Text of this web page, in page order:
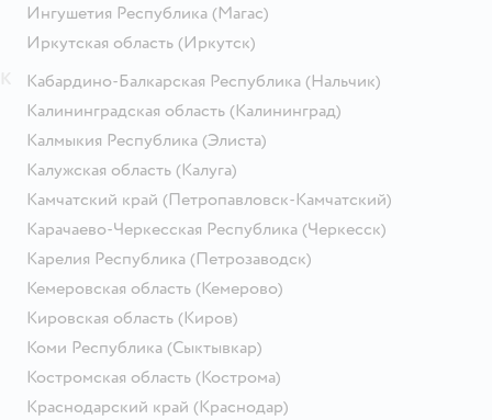
Ингушетия Республика (Магас)
Иркутская область (Иркутск)
Кабардино-Балкарская Республика (Нальчик)
Калининградская область (Калининград)
Калмыкия Республика (Элиста)
Калужская область (Калуга)
Камчатский край (Петропавловск-Камчатский)
Карачаево-Черкесская Республика (Черкесск)
Карелия Республика (Петрозаводск)
Кемеровская область (Кемерово)
Кировская область (Киров)
Коми Республика (Сыктывкар)
Костромская область (Кострома)
Краснодарский край (Краснодар)